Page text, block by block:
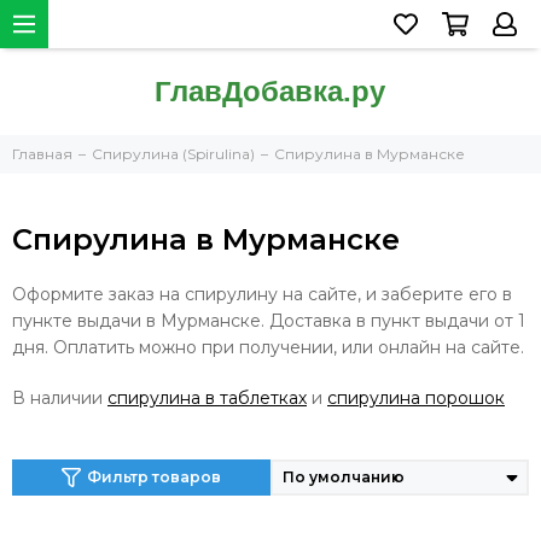
Главная Спирулина (Spirulina) Спирулина в Мурманске
Спирулина в Мурманске
Оформите заказ на спирулину на сайте, и заберите его в
пункте выдачи в Мурманске. Доставка в пункт выдачи от 1
дня. Оплатить можно при получении, или онлайн на сайте.
В наличии спирулина в таблетках и спирулина порошок
Фильтр товаров